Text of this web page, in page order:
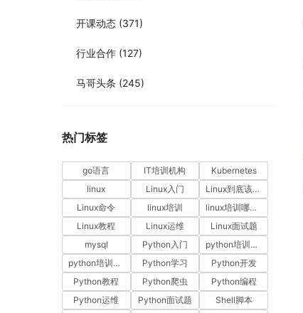
开课动态 (371)
行业合作 (127)
马哥头条 (245)
热门标签
go语言 IT培训机构
Kubernetes
linux
Linux入门
Linux到底该怎样学？
Linux命令
linux培训
linux培训哪家好
Linux教程
Linux运维
Linux面试题
mysql
Python入门
python培训哪家好
python培训排名
Python学习
Python开发
Python教程
Python爬虫
Python编程
Python运维
Python面试题
Shell脚本